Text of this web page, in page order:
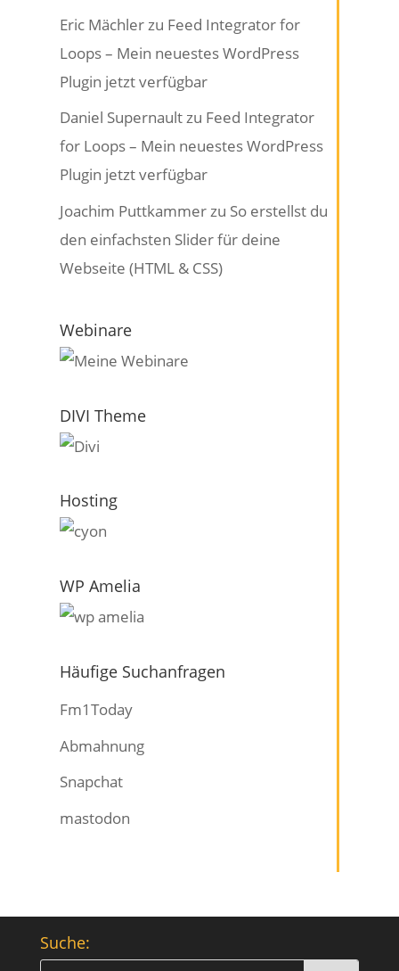
Eric Mächlerzu Feed Integrator for
Loops – Mein neuestes WordPress
Plugin jetzt verfügbar
Daniel Supernaultzu Feed Integrator
for Loops – Mein neuestes WordPress
Plugin jetzt verfügbar
Joachim Puttkammerzu So erstellst du
den einfachsten Slider für deine
Webseite (HTML & CSS)
Webinare
DIVI Theme
Hosting
WP Amelia
Häufige Suchanfragen
Fm1Today
Abmahnung
Snapchat
mastodon
Suche: